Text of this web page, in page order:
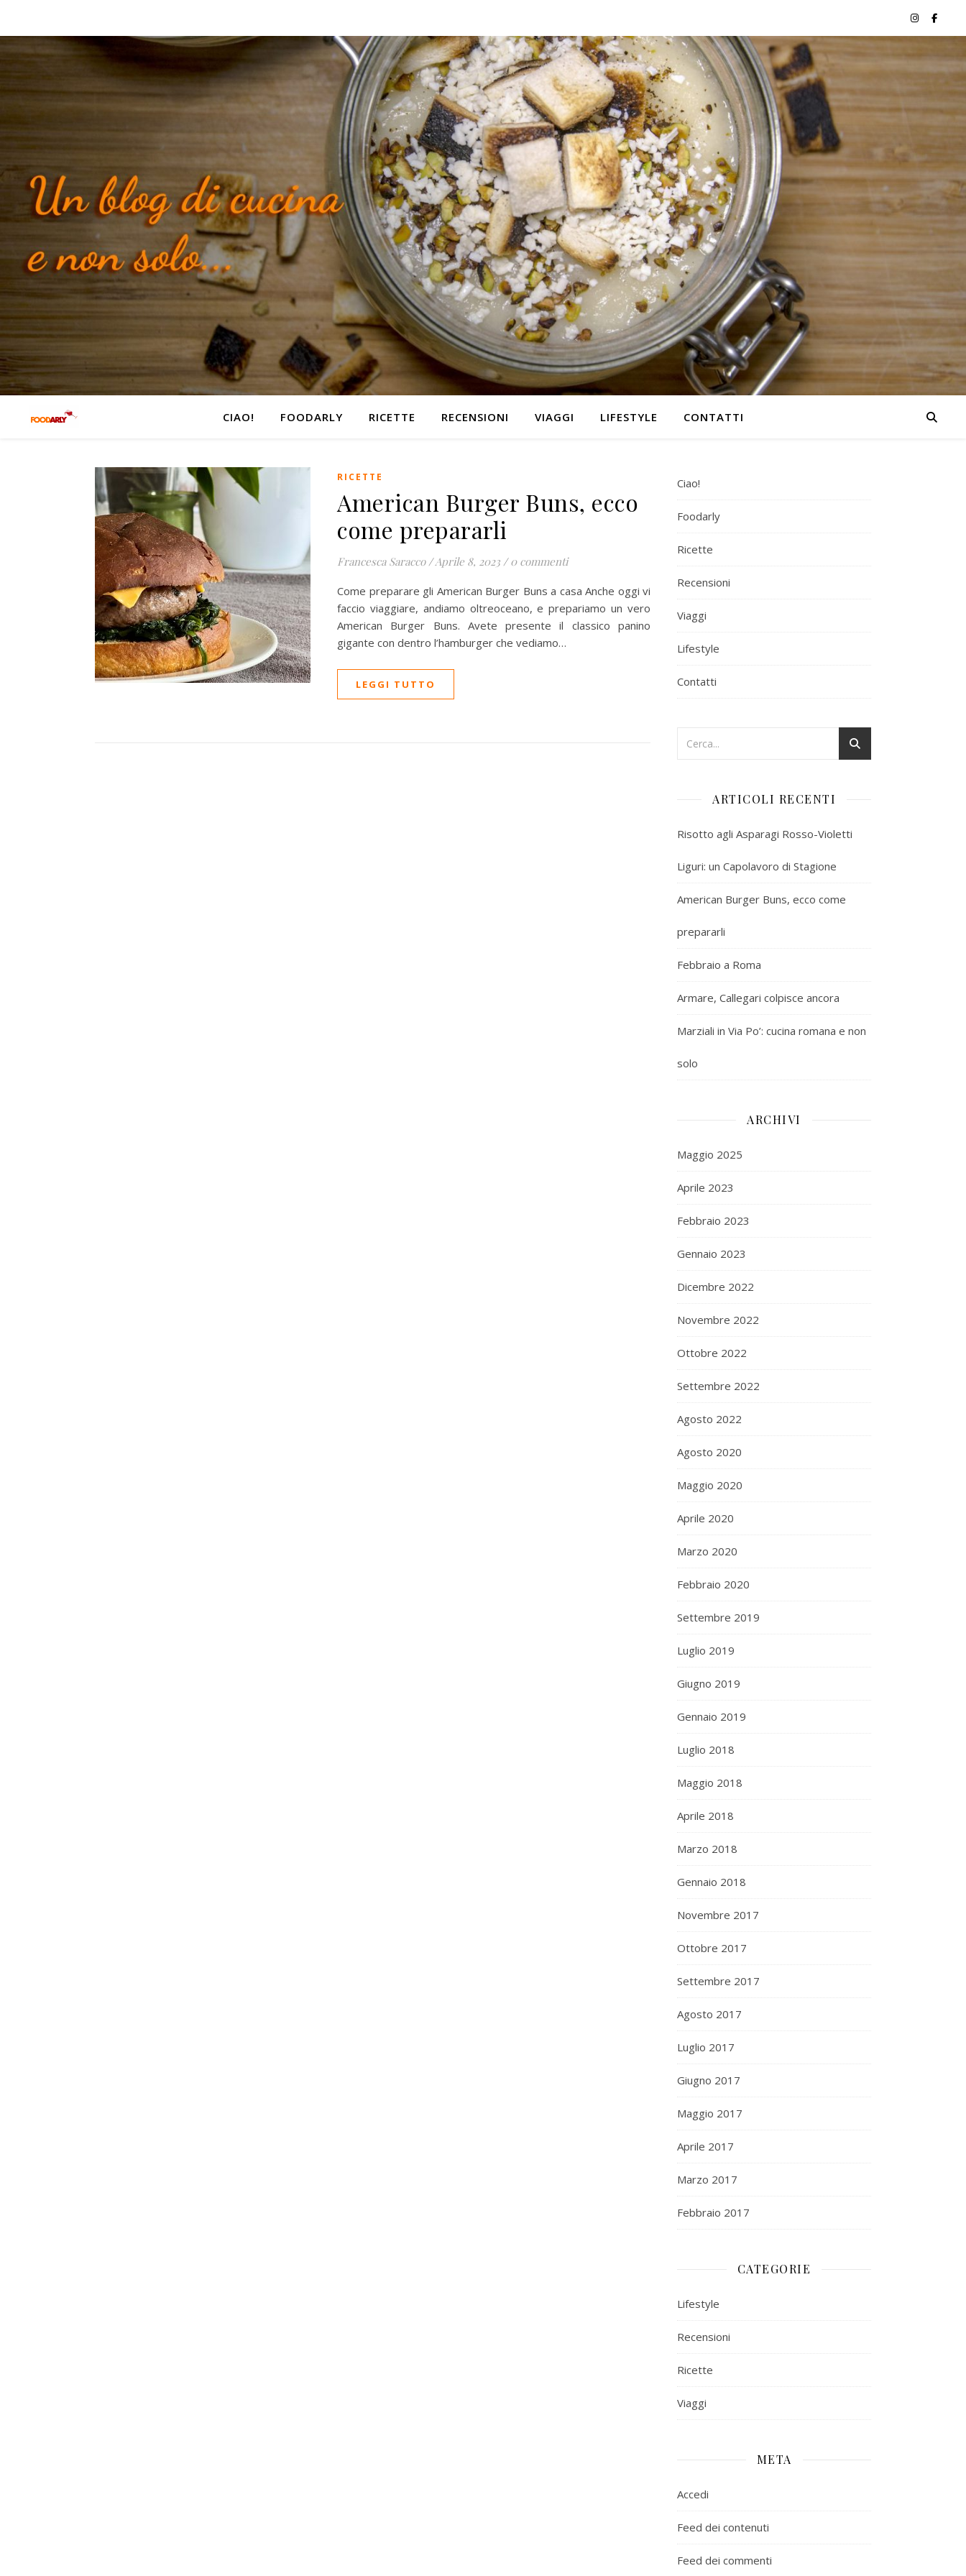
CIAO! FOODARLY RICETTE RECENSIONI VIAGGI LIFESTYLE CONTATTI
RICETTE
American Burger Buns, ecco
come prepararli
Francesca Saracco /Aprile 8, 2023 / 0 commenti
Come preparare gli American Burger Buns a casa Anche oggi vi
faccio viaggiare, andiamo oltreoceano, e prepariamo un vero
American Burger Buns. Avete presente il classico panino
gigante con dentro l’hamburger che vediamo…
LEGGI TUTTO
Ciao!
Foodarly
Ricette
Recensioni
Viaggi
Lifestyle
Contatti
ARTICOLI RECENTI
Risotto agli Asparagi Rosso-Violetti
Liguri: un Capolavoro di Stagione
American Burger Buns, ecco come
prepararli
Febbraio a Roma
Armare, Callegari colpisce ancora
Marziali in Via Po’: cucina romana e non
solo
ARCHIVI
Maggio 2025
Aprile 2023
Febbraio 2023
Gennaio 2023
Dicembre 2022
Novembre 2022
Ottobre 2022
Settembre 2022
Agosto 2022
Agosto 2020
Maggio 2020
Aprile 2020
Marzo 2020
Febbraio 2020
Settembre 2019
Luglio 2019
Giugno 2019
Gennaio 2019
Luglio 2018
Maggio 2018
Aprile 2018
Marzo 2018
Gennaio 2018
Novembre 2017
Ottobre 2017
Settembre 2017
Agosto 2017
Luglio 2017
Giugno 2017
Maggio 2017
Aprile 2017
Marzo 2017
Febbraio 2017
CATEGORIE
Lifestyle
Recensioni
Ricette
Viaggi
META
Accedi
Feed dei contenuti
Feed dei commenti